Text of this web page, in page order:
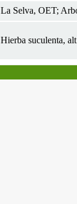
La Selva, OET;
Hierba suculenta,